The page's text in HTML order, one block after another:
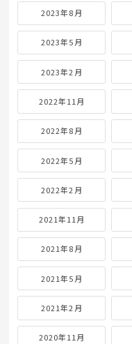
2023年8月
2023年5月
2023年2月
2022年11月
2022年8月
2022年5月
2022年2月
2021年11月
2021年8月
2021年5月
2021年2月
2020年11月